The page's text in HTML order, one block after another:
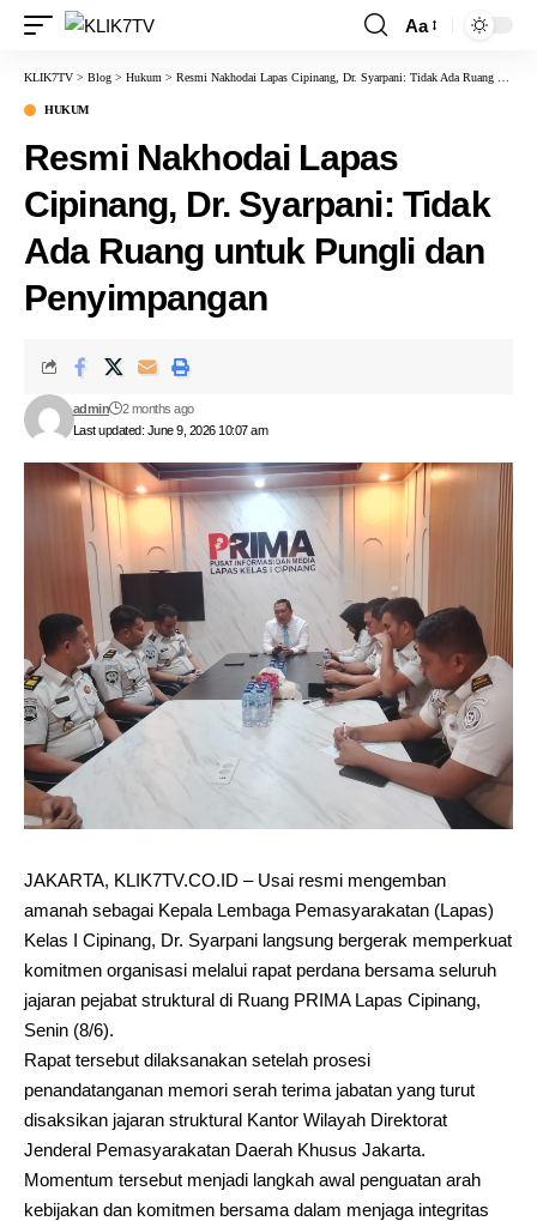
Aa
KLIK7TV > Blog > Hukum > Resmi Nakhodai Lapas Cipinang, Dr. Syarpani: Tidak Ada Ruang untuk Pungli dan Penyimpangan
HUKUM
Resmi Nakhodai Lapas
Cipinang, Dr. Syarpani: Tidak
Ada Ruang untuk Pungli dan
Penyimpangan
Last updated: June 9, 2026 10:07 am
admin 2 months ago
JAKARTA, KLIK7TV.CO.ID – Usai resmi mengemban
amanah sebagai Kepala Lembaga Pemasyarakatan (Lapas)
Kelas I Cipinang, Dr. Syarpani langsung bergerak memperkuat
komitmen organisasi melalui rapat perdana bersama seluruh
jajaran pejabat struktural di Ruang PRIMA Lapas Cipinang,
Senin (8/6).
Rapat tersebut dilaksanakan setelah prosesi
penandatanganan memori serah terima jabatan yang turut
disaksikan jajaran struktural Kantor Wilayah Direktorat
Jenderal Pemasyarakatan Daerah Khusus Jakarta.
Momentum tersebut menjadi langkah awal penguatan arah
kebijakan dan komitmen bersama dalam menjaga integritas